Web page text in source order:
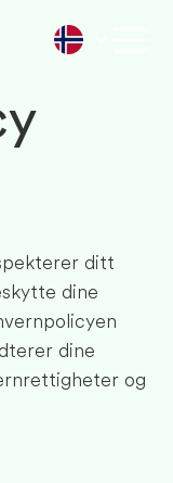
ditt
dine
dine
og